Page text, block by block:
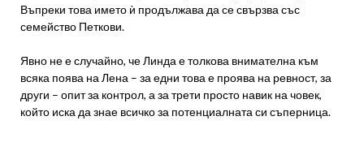
Въпреки това името ѝ продължава да се свързва със
семейство Петкови.
Явно не е случайно, че Линда е толкова внимателна към
всяка поява на Лена – за едни това е проява на ревност, за
други – опит за контрол, а за трети просто навик на човек,
който иска да знае всичко за потенциалната си съперница.